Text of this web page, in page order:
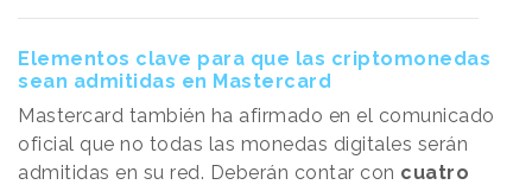
Elementos clave para que las criptomonedas
sean admitidas en Mastercard
Mastercard también ha afirmado en el comunicado
oficial que no todas las monedas digitales serán
admitidas en su red. Deberán contar con cuatro